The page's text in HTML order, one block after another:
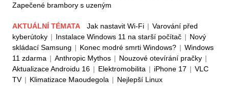
Zapečené brambory s uzeným
AKTUÁLNÍ TÉMATA Jak nastavit Wi-Fi | Varování před
kyberútoky | Instalace Windows 11 na starší počítač | Nový
skládací Samsung | Konec modré smrti Windows? | Windows
11 zdarma | Anthropic Mythos | Nouzové otevírání pračky |
Aktualizace Androidu 16 | Elektromobilita | iPhone 17 | VLC
TV | Klimatizace Maoudegola | Nejlepší Linux